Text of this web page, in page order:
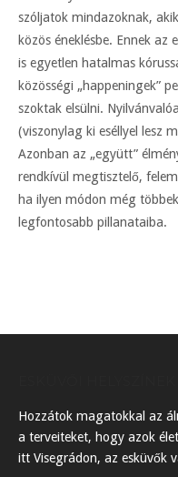
szóljatok mindazoknak,
közös éneklésbe. Ennek az
is egyetlen hatalmas
közösségi „happeningek”
szoktak elsülni.
(viszonylag ki eséllyel lesz
Azonban az „együtt”
rendkívül megtisztelő,
ha ilyen módon még
legfontosabb pillanataiba.
Hozzátok magatokkal az
a terveiteket, hogy azok
itt Visegrádon, az esküvők